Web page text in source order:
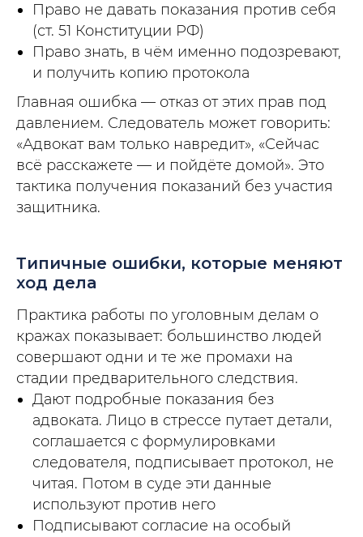
Право не давать показания против себя
(ст. 51 Конституции РФ)
Право знать, в чём именно подозревают,
и получить копию протокола
Главная ошибка — отказ от этих прав под
давлением. Следователь может говорить:
«Адвокат вам только навредит», «Сейчас
всё расскажете — и пойдёте домой». Это
тактика получения показаний без участия
защитника.
Типичные ошибки, которые меняют
ход дела
Практика работы по уголовным делам о
кражах показывает: большинство людей
совершают одни и те же промахи на
стадии предварительного следствия.
Дают подробные показания без
адвоката. Лицо в стрессе путает детали,
соглашается с формулировками
следователя, подписывает протокол, не
читая. Потом в суде эти данные
используют против него
Подписывают согласие на особый